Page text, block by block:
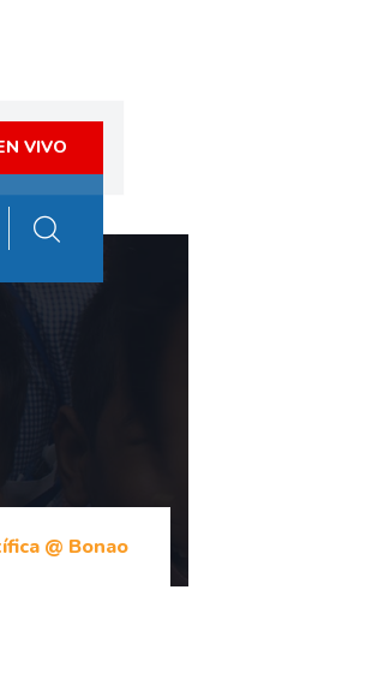
VIVO
@ Bonao